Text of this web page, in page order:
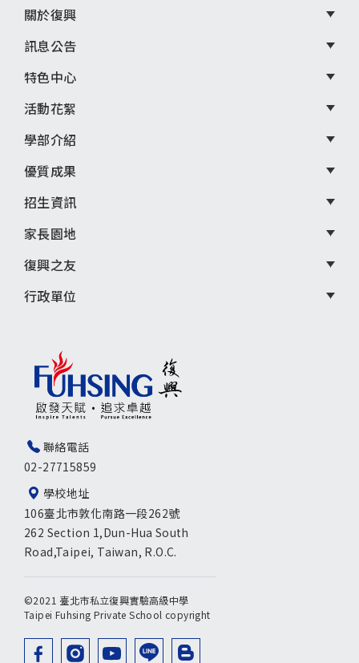
聯絡電話
02-27715859
學校地址
106臺北市敦化南路一段262號
262 Section 1,Dun-Hua South
Road,Taipei, Taiwan, R.O.C.
©2021 臺北市私立復興實驗高級中學
Taipei Fuhsing Private School copyright
頁
尾
選
單
關於復興
訊息公告
特色中心
活動花絮
學部介紹
優質成果
招生資訊
家長園地
復興之友
行政單位